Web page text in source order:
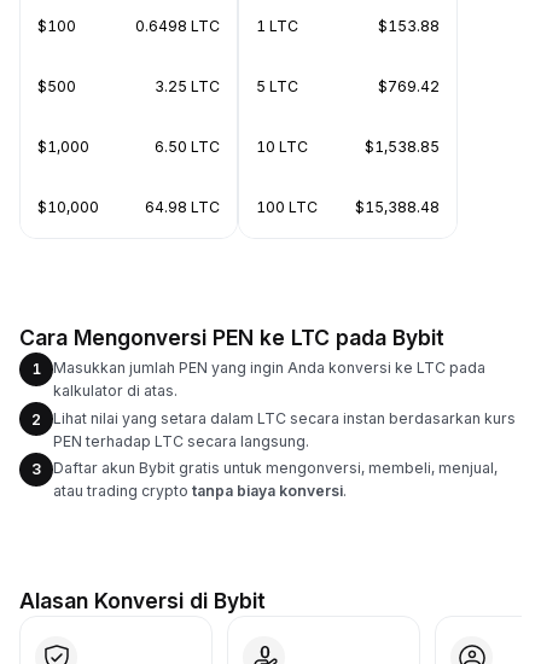
$100 0.6498 LTC
$500 3.25 LTC
$1,000 6.50 LTC
$10,000 64.98 LTC
1 LTC $153.88
5 LTC $769.42
10 LTC $1,538.85
100 LTC $15,388.48
Cara Mengonversi PEN ke LTC pada Bybit
1
Masukkan jumlah PEN yang ingin Anda konversi ke LTC pada
kalkulator di atas.
2
Lihat nilai yang setara dalam LTC secara instan berdasarkan kurs
PEN terhadap LTC secara langsung.
3
Daftar akun Bybit gratis untuk mengonversi, membeli, menjual,
atau trading crypto tanpa biaya konversi.
Alasan Konversi di Bybit